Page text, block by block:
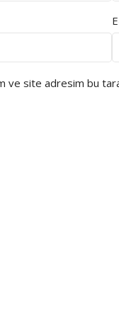
ve site adresim bu